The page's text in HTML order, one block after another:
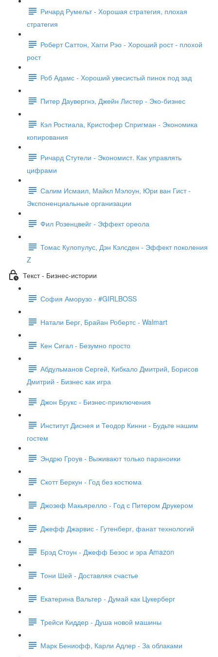
Ричард Румельт - Хорошая стратегия, плохая
стратегия
Роберт Саттон, Хагги Рэо - Хороший рост - плохой
рост
Роб Адамс - Хороший увесистый пинок под зад
Питер Даувергнэ, Джейн Листер - Эко-бизнес
Кэл Ростиала, Кристофер Спригман - Экономика
копирования
Ричард Стутели - Экономист. Как управлять
цифрами
Салим Исмаил, Майкл Мэлоун, Юри ван Гист -
Экспоненциальные организации
Фил Розенцвейг - Эффект ореола
Томас Кулопулус, Дэн Кэлсден - Эффект поколения
Z
Текст - Бизнес-истории
София Аморузо - #GIRLBOSS
Натали Берг, Брайан Робертс - Walmart
Кен Сигал - Безумно просто
Абдульманов Сергей, Кибкало Дмитрий, Борисов
Дмитрий - Бизнес как игра
Джон Брукс - Бизнес-приключения
Институт Диснея и Теодор Кинни - Будьте нашим
гостем
Эндрю Гроув - Выживают только параноики
Скотт Беркун - Год без костюма
Джозеф Макьярелло - Год с Питером Друкером
Джефф Джарвис - Гутенберг, фанат технологий
Брэд Стоун - Джефф Безос и эра Amazon
Тони Шей - Доставляя счастье
Екатерина Вальтер - Думай как Цукерберг
Трейси Киддер - Душа новой машины
Марк Бениофф, Карли Адлер - За облаками